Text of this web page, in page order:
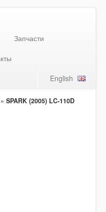
Запчасти
English
» SPARK (2005) LC-110D